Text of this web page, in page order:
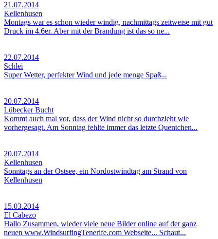
21.07.2014
Kellenhusen
Montags war es schon wieder windig, nachmittags zeitweise mit gut
Druck im 4.6er. Aber mit der Brandung ist das so ne...
22.07.2014
Schlei
Super Wetter, perfekter Wind und jede menge Spaß...
20.07.2014
Lübecker Bucht
Kommt auch mal vor, dass der Wind nicht so durchzieht wie
vorhergesagt. Am Sonntag fehlte immer das letzte Quentchen...
20.07.2014
Kellenhusen
Sonntags an der Ostsee, ein Nordostwindtag am Strand von
Kellenhusen
15.03.2014
El Cabezo
Hallo Zusammen, wieder viele neue Bilder online auf der ganz
neuen www.WindsurfingTenerife.com Webseite... Schaut...